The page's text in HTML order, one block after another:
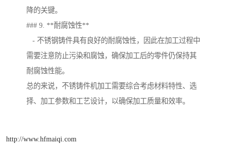
降的关键。
### 9. **耐腐蚀性**
- 不锈钢铸件具有良好的耐腐蚀性，因此在加工过程中
需要注意防止污染和腐蚀，确保加工后的零件仍保持其
耐腐蚀性能。
总的来说，不锈铸件机加工需要综合考虑材料特性、选
择、加工参数和工艺设计，以确保加工质量和效率。
http://www.hfmaiqi.com